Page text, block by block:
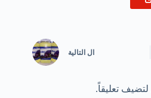
ال التالية
لتضيف تعليقاً.